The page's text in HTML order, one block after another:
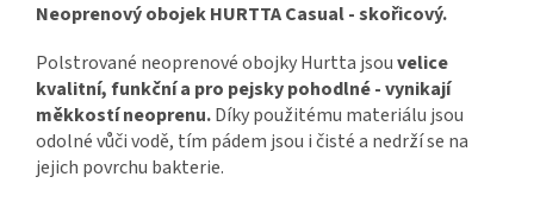
Neoprenový obojek HURTTA Casual - skořicový.
Polstrované neoprenové obojky Hurtta jsouvelice
kvalitní, funkční a pro pejsky pohodlné - vynikají
měkkostí neoprenu.Díky použitému materiálu jsou
odolné vůči vodě, tím pádem jsou i čisté a nedrží se na
jejich povrchu bakterie.